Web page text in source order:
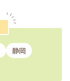
静岡